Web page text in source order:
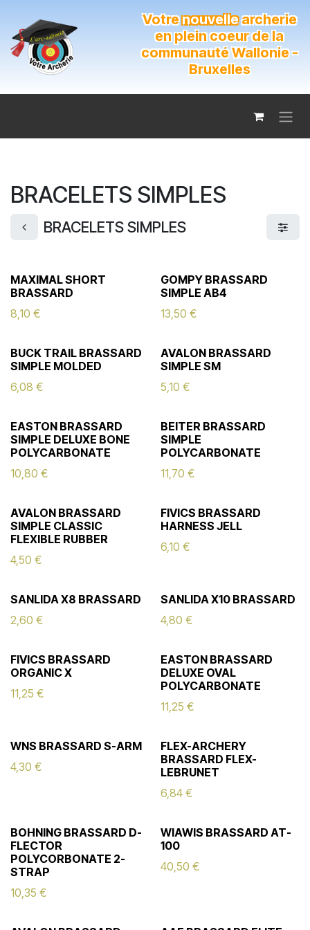
Votrenouvellearcherie
en plein coeur de la
communauté Wallonie -
Bruxelles
BRACELETS SIMPLES
BRACELETS SIMPLES
MAXIMAL SHORT
BRASSARD
8,10 €
GOMPY BRASSARD
SIMPLE AB4
13,50 €
BUCK TRAIL BRASSARD
SIMPLE MOLDED
6,08 €
AVALON BRASSARD
SIMPLE SM
5,10 €
EASTON BRASSARD
SIMPLE DELUXE BONE
POLYCARBONATE
10,80 €
BEITER BRASSARD
SIMPLE
POLYCARBONATE
11,70 €
AVALON BRASSARD
SIMPLE CLASSIC
FLEXIBLE RUBBER
4,50 €
FIVICS BRASSARD
HARNESS JELL
6,10 €
SANLIDA X8 BRASSARD
2,60 €
SANLIDA X10 BRASSARD
4,80 €
FIVICS BRASSARD
ORGANIC X
11,25 €
EASTON BRASSARD
DELUXE OVAL
POLYCARBONATE
11,25 €
WNS BRASSARD S-ARM
4,30 €
FLEX-ARCHERY
BRASSARD FLEX-
LEBRUNET
6,84€
BOHNING BRASSARD D-
FLECTOR
POLYCORBONATE 2-
STRAP
10,35 €
WIAWIS BRASSARD AT-
100
40,50 €